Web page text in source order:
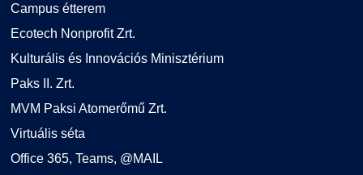
Campus étterem
Ecotech Nonprofit Zrt.
Kulturális és Innovációs Minisztérium
Paks II. Zrt.
MVM Paksi Atomerőmű Zrt.
Virtuális séta
Office 365, Teams, @MAIL